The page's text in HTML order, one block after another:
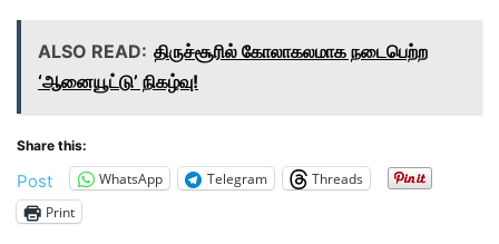
ALSO READ: திருச்சூரில் கோலாகலமாக நடைபெற்ற
‘ஆனையூட்டு’ நிகழ்வு!
Share this:
Post WhatsApp Telegram
Threads
Print